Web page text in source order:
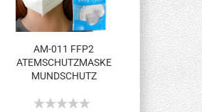
AM-011 FFP2
ATEMSCHUTZMASKE
MUNDSCHUTZ